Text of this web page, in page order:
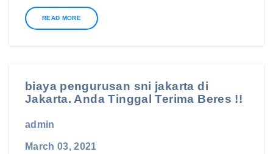
READ MORE
biaya pengurusan sni jakarta di
Jakarta. Anda Tinggal Terima Beres !!
admin
March 03, 2021